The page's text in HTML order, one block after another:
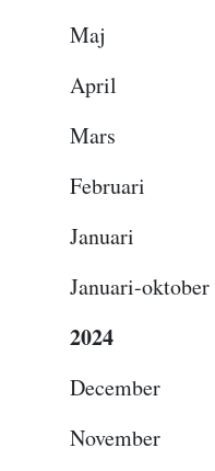
Maj
April
Mars
Januari
Januari-
2024